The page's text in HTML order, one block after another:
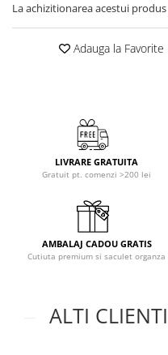
La achizitionarea acestui
Adauga la Favorite
LIVRARE GRATUITA
Gratuit pt. comenzi >200 lei
AMBALAJ CADOU GRATIS
Cutiuta premium si saculet organza
ALTI